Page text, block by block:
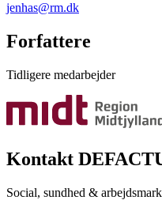
jenhas@rm.dk
Forfattere
Tidligere medarbejder
Kontakt
Social, sundhed &